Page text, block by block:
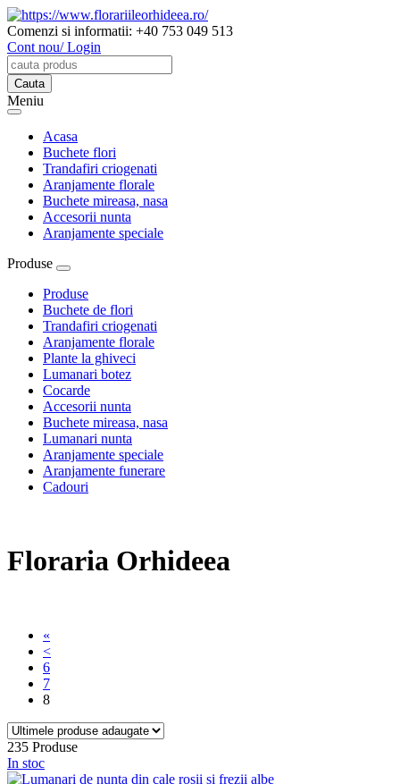
Comenzi si informatii: +40 753 049 513
Cont nou/ Login
Meniu
Acasa
Buchete flori
Trandafiri criogenati
Aranjamente florale
Buchete mireasa, nasa
Accesorii nunta
Aranjamente speciale
Produse
Produse
Buchete de flori
Trandafiri criogenati
Aranjamente florale
Plante la ghiveci
Lumanari botez
Cocarde
Accesorii nunta
Buchete mireasa, nasa
Lumanari nunta
Aranjamente speciale
Aranjamente funerare
Cadouri
Floraria Orhideea
«
<
6
7
8
235 Produse
In stoc